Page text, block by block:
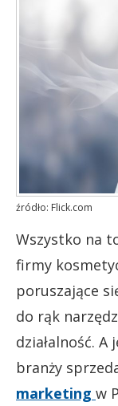
źródło: Flick.com
Wszystko na
firmy
poruszające
do rąk
działalność. A
branży
marketing w